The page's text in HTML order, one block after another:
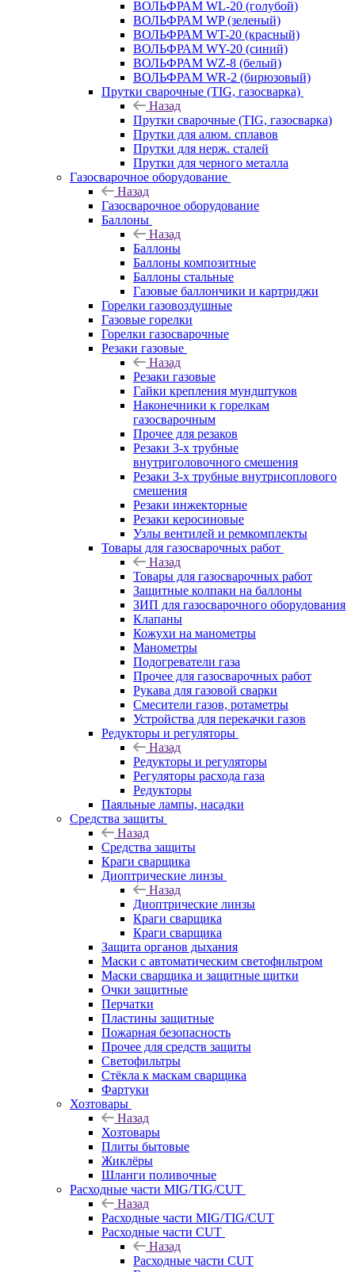
ВОЛЬФРАМ WL-20 (голубой)
ВОЛЬФРАМ WP (зеленый)
ВОЛЬФРАМ WT-20 (красный)
ВОЛЬФРАМ WY-20 (синий)
ВОЛЬФРАМ WZ-8 (белый)
ВОЛЬФРАМ WR-2 (бирюзовый)
Прутки сварочные (TIG, газосварка)
Назад
Прутки сварочные (TIG, газосварка)
Прутки для алюм. сплавов
Прутки для нерж. сталей
Прутки для черного металла
Газосварочное оборудование
Назад
Газосварочное оборудование
Баллоны
Назад
Баллоны
Баллоны композитные
Баллоны стальные
Газовые баллончики и картриджи
Горелки газовоздушные
Газовые горелки
Горелки газосварочные
Резаки газовые
Назад
Резаки газовые
Гайки крепления мундштуков
Наконечники к горелкам
газосварочным
Прочее для резаков
Резаки 3-х трубные
внутриголовочного смешения
Резаки 3-х трубные внутрисоплового
смешения
Резаки инжекторные
Резаки керосиновые
Узлы вентилей и ремкомплекты
Товары для газосварочных работ
Назад
Товары для газосварочных работ
Защитные колпаки на баллоны
ЗИП для газосварочного оборудования
Клапаны
Кожухи на манометры
Манометры
Подогреватели газа
Прочее для газосварочных работ
Рукава для газовой сварки
Смесители газов, ротаметры
Устройства для перекачки газов
Редукторы и регуляторы
Назад
Редукторы и регуляторы
Регуляторы расхода газа
Редукторы
Паяльные лампы, насадки
Средства защиты
Назад
Средства защиты
Краги сварщика
Диоптрические линзы
Назад
Диоптрические линзы
Краги сварщика
Краги сварщика
Защита органов дыхания
Маски с автоматическим светофильтром
Маски сварщика и защитные щитки
Очки защитные
Перчатки
Пластины защитные
Пожарная безопасность
Прочее для средств защиты
Светофильтры
Стёкла к маскам сварщика
Фартуки
Хозтовары
Назад
Хозтовары
Плиты бытовые
Жиклёры
Шланги поливочные
Расходные части MIG/TIG/CUT
Назад
Расходные части MIG/TIG/CUT
Расходные части CUT
Назад
Расходные части CUT